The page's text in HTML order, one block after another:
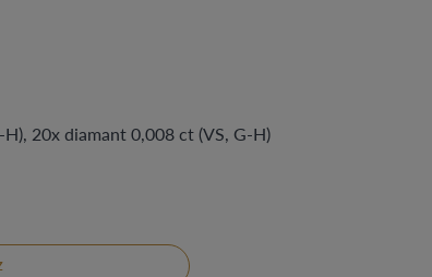
20x diamant 0,008 ct (VS, G-H)